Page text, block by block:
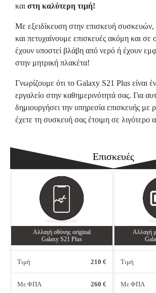
και στη καλύτερη τιμή!
Με εξειδίκευση στην επισκευή
και πετυχαίνουμε επισκευές ακόμη και σε
έχουν υποστεί βλάβη από νερό ή έχουν
στην μητρική πλακέτα!
Γνωρίζουμε ότι το Galaxy S21 Plus είναι
εργαλείο στην καθημερινότητά σας. Για
δημιουργήσει την υπηρεσία επισκευής με
έχετε τη συσκευή σας έτοιμη σε λιγότερο
Επισκευές
Αλλαγή oθόνης οriginal
Galaxy S21 Plus
Τιμή 210 €
Με ΦΠΑ 260 €
Αλλαγή
Τιμή
Με ΦΠΑ